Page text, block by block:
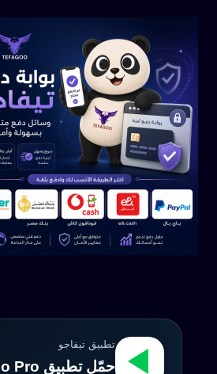
تطبيق تيفاجو
حمّل تطبيق Tefagoo Pro الآن